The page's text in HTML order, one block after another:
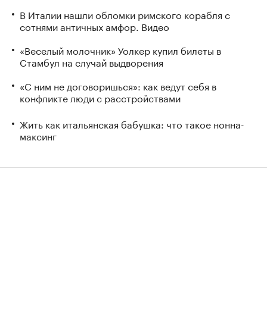
В Италии нашли обломки римского корабля с
сотнями античных амфор. Видео
«Веселый молочник» Уолкер купил билеты в
Стамбул на случай выдворения
«С ним не договоришься»: как ведут себя в
конфликте люди с расстройствами
Жить как итальянская бабушка: что такое нонна-
максинг